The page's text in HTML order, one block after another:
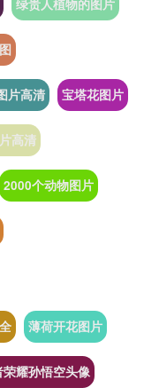
绿贵人植物的图片
片高清 宝塔花图片
高清
2000个动物图片
薄荷开花图片
荣耀孙悟空头像